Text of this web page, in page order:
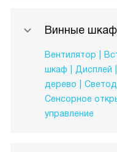
Винные
Вентилятор
шкаф
Дисплей
дерево
Сенсорное
управление